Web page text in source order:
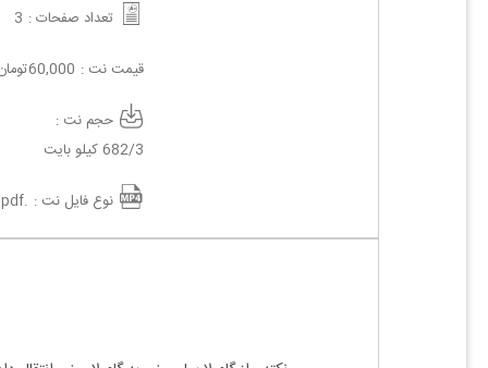
تعداد صفحات : 3
قیمت نت : 60,000
حجم نت :
682/3 کیلو بایت
نوع فایل نت : .pdf